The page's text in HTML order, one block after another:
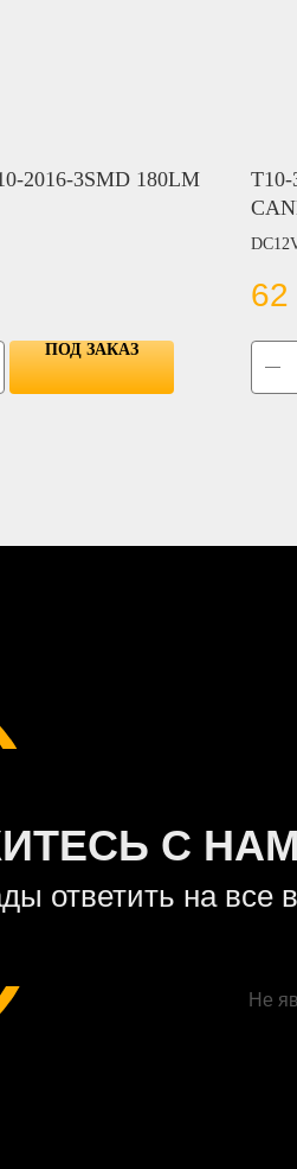
2016-3SMD 180LM
ПОД ЗАКАЗ
T10-
Цвет:
BLUE
RED
62
Не
ответить на все
С